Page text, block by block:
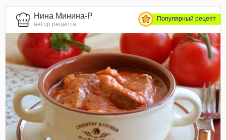
Нина Минина-Р
автор рецепта
Популярный рецепт